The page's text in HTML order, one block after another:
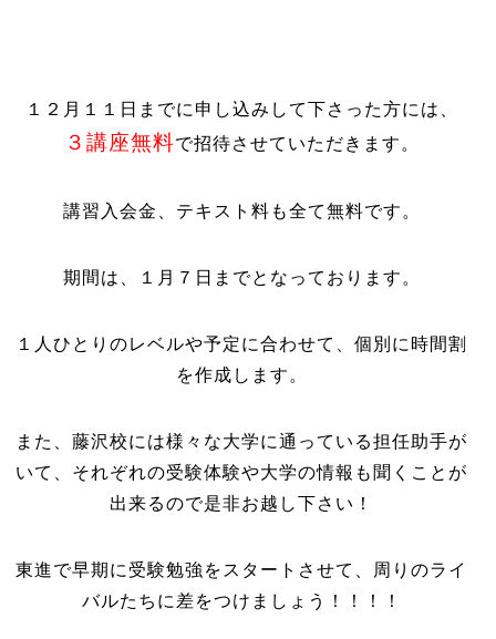
１２月１１日までに申し込みして下さった方には、
３講座無料で招待させていただきます。
講習入会金、テキスト料も全て無料です。
期間は、１月７日までとなっております。
１人ひとりのレベルや予定に合わせて、個別に時間割
を作成します。
また、藤沢校には様々な大学に通っている担任助手が
いて、それぞれの受験体験や大学の情報も聞くことが
出来るので是非お越し下さい！
東進で早期に受験勉強をスタートさせて、周りのライ
バルたちに差をつけましょう！！！！